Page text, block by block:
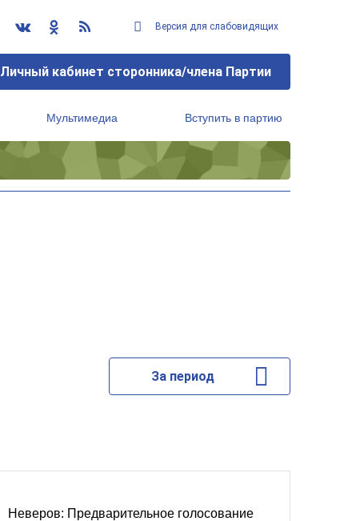
Версия для слабовидящих
Личный кабинет сторонника/члена Партии
Мультимедиа Вступить в партию
За период
Неверов: Предварительное голосование